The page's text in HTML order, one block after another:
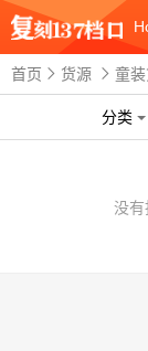
首页 货源 童
分类
没有